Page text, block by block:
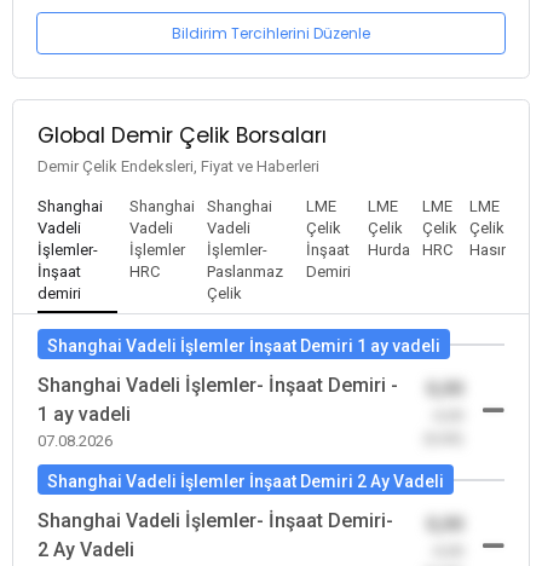
Bildirim Tercihlerini Düzenle
Global Demir Çelik Borsaları
Demir Çelik Endeksleri, Fiyat ve Haberleri
Shanghai
Vadeli
İşlemler-
İnşaat
demiri
Shanghai
Vadeli
İşlemler
HRC
Shanghai
Vadeli
İşlemler-
Paslanmaz
Çelik
LME
Çelik
İnşaat
Demiri
LME
Çelik
Hurda
LME
Çelik
HRC
LME
Çelik
Hasır
Shanghai Vadeli İşlemler İnşaat Demiri 1 ay vadeli
Shanghai Vadeli İşlemler- İnşaat Demiri -
1 ay vadeli
07.08.2026
0,00
Shanghai Vadeli İşlemler İnşaat Demiri 2 Ay Vadeli
Shanghai Vadeli İşlemler- İnşaat Demiri-
2 Ay Vadeli
0,00